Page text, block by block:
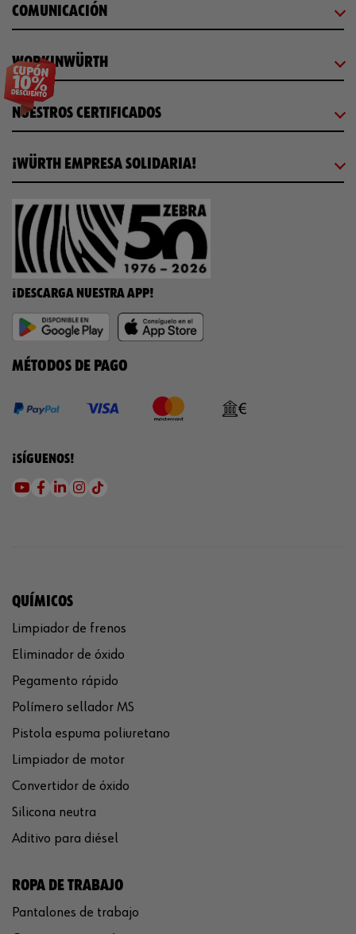
COMUNICACIÓN
WORKINWÜRTH
NUESTROS CERTIFICADOS
¡WÜRTH EMPRESA SOLIDARIA!
¡DESCARGA NUESTRA APP!
MÉTODOS DE PAGO
¡SÍGUENOS!
QUÍMICOS
Limpiador de frenos
Eliminador de óxido
Pegamento rápido
Polímero sellador MS
Pistola espuma poliuretano
Limpiador de motor
Convertidor de óxido
Silicona neutra
Aditivo para diésel
ROPA DE TRABAJO
Pantalones de trabajo